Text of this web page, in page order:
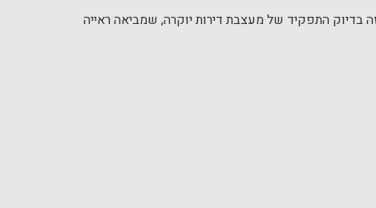
זה בדיוק התפקיד של מעצבת דירות יוקרה, שמביאה ראייה